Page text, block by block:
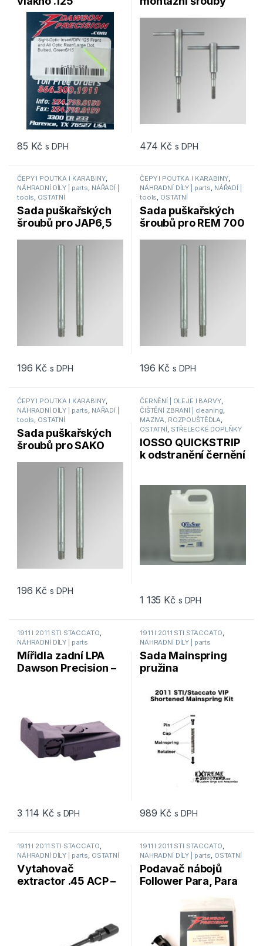
předsazené (bulbed)
6/15
85 Kč s DPH 474 Kč s DPH
ČEPY I POUTKA I KARABINY,
NÁHRADNÍ DÍLY | parts, NÁŘADÍ |
tools, OSTATNÍ
Sada puškařských
šroubů pro JAP6,5
Products
196 Kč s DPH
ČEPY I POUTKA I KARABINY,
NÁHRADNÍ DÍLY | parts, NÁŘADÍ |
tools, OSTATNÍ
Sada puškařských
šroubů pro REM 700
Products
196 Kč s DPH
ČEPY I POUTKA I KARABINY,
NÁHRADNÍ DÍLY | parts, NÁŘADÍ |
tools, OSTATNÍ
Sada puškařských
šroubů pro SAKO
Forster Products
196 Kč s DPH
ČERNĚNÍ | OLEJE l BARVY,
ČIŠTĚNÍ ZBRANÍ | cleaning,
MAZIVA, ROZPOUŠTĚDLA,
OSTATNÍ, STŘELECKÉ DOPLŇKY
IOSSO QUICKSTRIP
k odstranění černění
gallon
1 135 Kč s DPH
1911 I 2011 STI STACCATO,
NÁHRADNÍ DÍLY | parts
Mířidla zadní LPA
Dawson Precision –
3 114 Kč s DPH
1911 I 2011 STI STACCATO,
NÁHRADNÍ DÍLY | parts
Sada Mainspring
pružina
Shortened 120mm
mainspring kit
989 Kč s DPH
1911 I 2011 STI STACCATO
NÁHRADNÍ DÍLY | parts OSTATNÍ
Vytahovač
extractor .45 ACP –
1911 I 2011 STI STACCATO
NÁHRADNÍ DÍLY | parts OSTATNÍ
Podavač nábojů
Follower Para, Para